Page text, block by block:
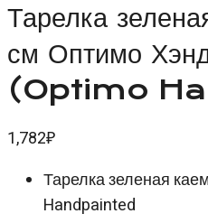
Тарелка
см Оптимо
(Optimo
1,782₽
Тарелка зеленая
Handpainted